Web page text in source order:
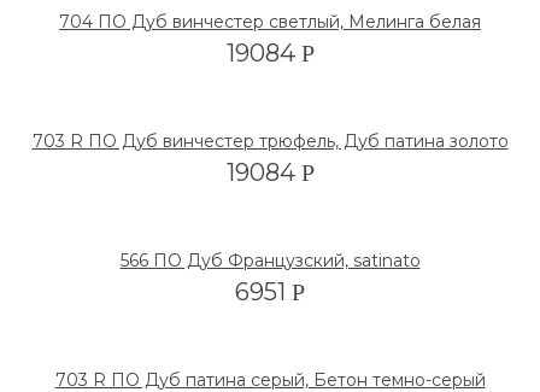
704 ПО Дуб винчестер светлый, Мелинга белая
19084 Р
703 R ПО Дуб винчестер трюфель, Дуб патина золото
19084 Р
566 ПО Дуб Французский, satinato
6951 Р
703 R ПО Дуб патина серый, Бетон темно-серый